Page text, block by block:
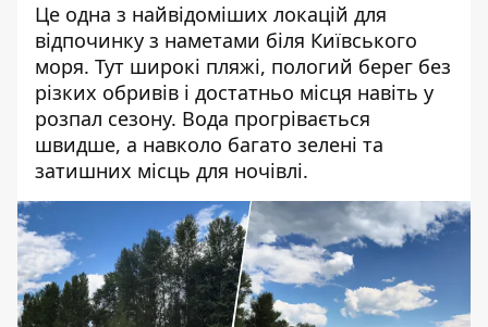
Це одна з найвідоміших локацій для
відпочинку з наметами біля Київського
моря. Тут широкі пляжі, пологий берег без
різких обривів і достатньо місця навіть у
розпал сезону. Вода прогрівається
швидше, а навколо багато зелені та
затишних місць для ночівлі.